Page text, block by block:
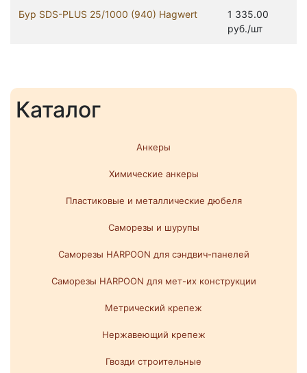
Каталог
Анкеры
Химические анкеры
Пластиковые и металлические дюбеля
Саморезы и шурупы
Саморезы HARPOON для сэндвич-панелей
Саморезы HARPOON для мет-их конструкции
Метрический крепеж
Нержавеющий крепеж
Гвозди строительные
Бур SDS-PLUS 25/1000 (940) Hagwert
1 335.00
руб./шт